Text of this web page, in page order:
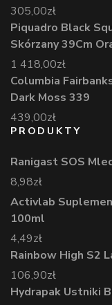
305,00zł
Piquadro Black
Skórzany 39Cm
1 418,00zł
Columbia
Dark Moss 339
439,00zł
PRODUKTY
Ranigast SOS
8,98zł
Activlab
100ml
4,49zł
Rainbow High S2
106,90zł
Hydrapak Ustniki